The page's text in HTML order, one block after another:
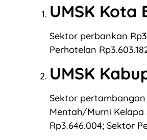
UMSK Kota
Sektor perbankan
Perhotelan
UMSK
Sektor pertambangan
Mentah/Murni Kelapa
Rp3.646.004; Sektor